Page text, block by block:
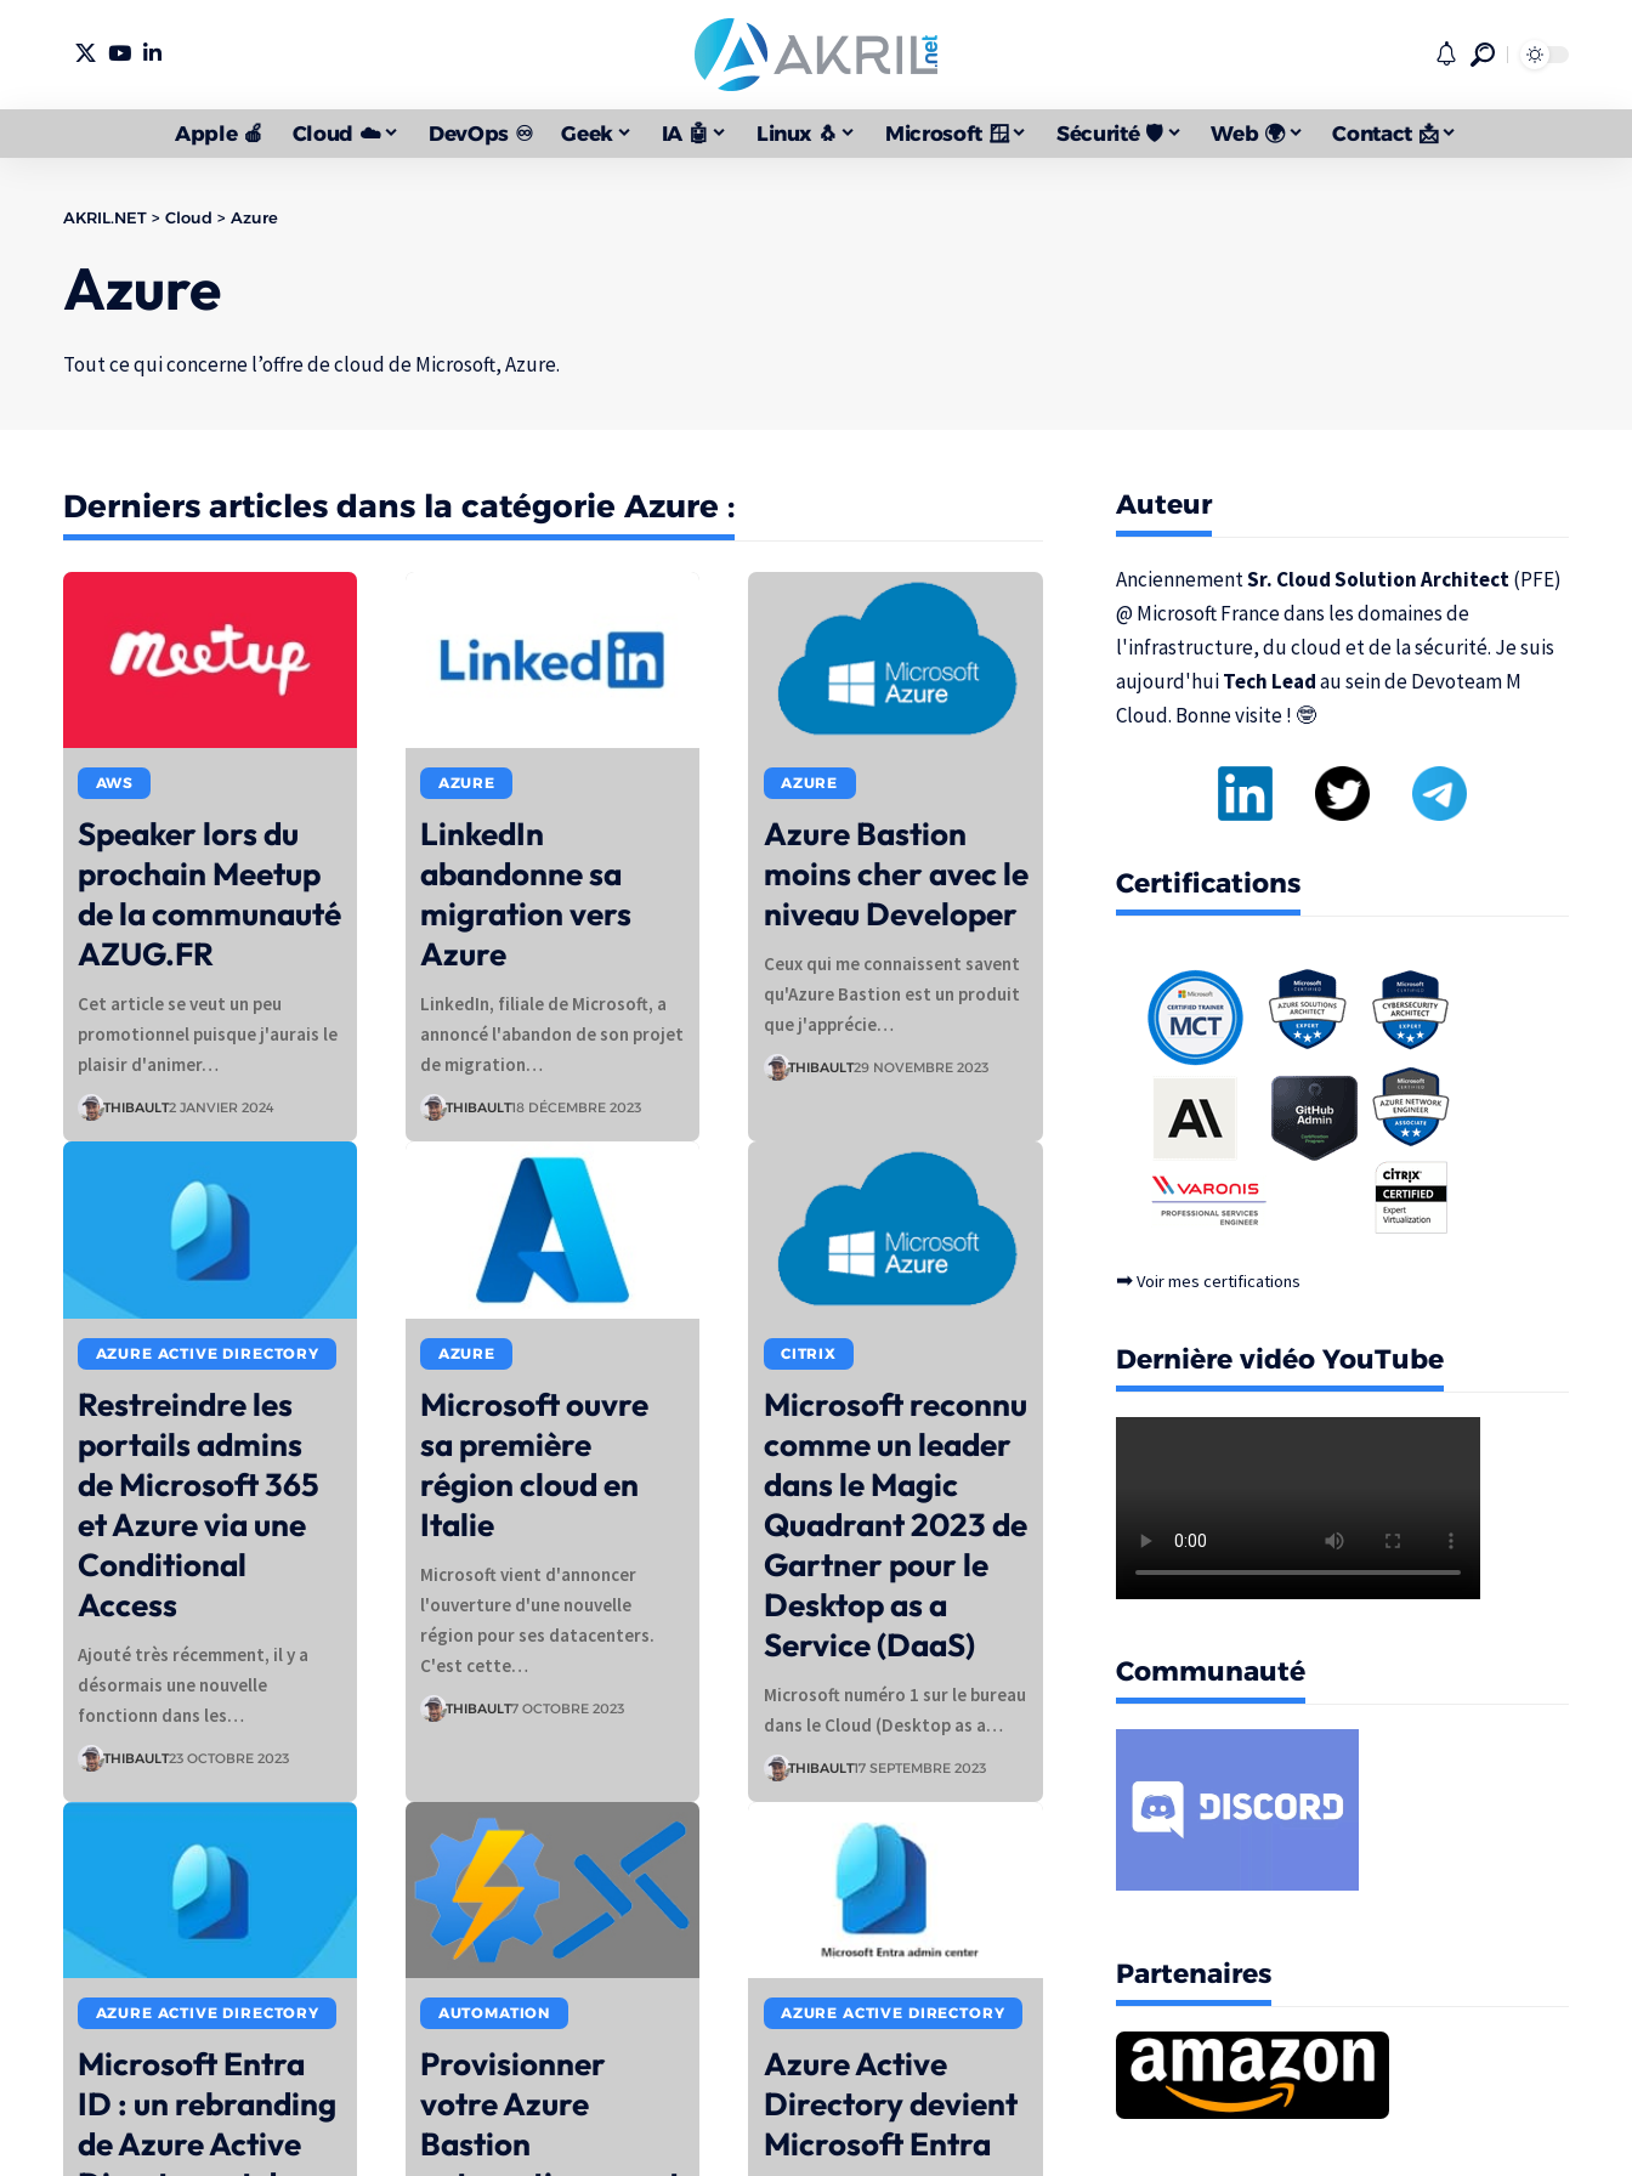
Apple 🍎 Cloud ☁️ DevOps ♾️ Geek IA 🤖 Linux 🐧 Microsoft 🪟 Sécurité 🛡️ Web 🌍 Contact 📩
AKRIL.NET > Cloud > Azure
Azure
Tout ce qui concerne l’offre de cloud de Microsoft, Azure.
Derniers articles dans la catégorie Azure :
AWS
Speaker lors du
prochain Meetup
de la communauté
AZUG.FR
Cet article se veut un peu
promotionnel puisque j'aurais le
plaisir d'animer…
THIBAULT2 JANVIER 2024
AZURE
LinkedIn
abandonne sa
migration vers
Azure
LinkedIn, filiale de Microsoft, a
annoncé l'abandon de son projet
de migration…
THIBAULT18 DÉCEMBRE 2023
AZURE
Azure Bastion
moins cher avec le
niveau Developer
Ceux qui me connaissent savent
qu'Azure Bastion est un produit
que j'apprécie…
THIBAULT29 NOVEMBRE 2023
AZURE ACTIVE DIRECTORY
Restreindre les
portails admins
de Microsoft 365
et Azure via une
Conditional
Access
Ajouté très récemment, il y a
désormais une nouvelle
fonctionn dans les…
THIBAULT23 OCTOBRE 2023
AZURE
Microsoft ouvre
sa première
région cloud en
Italie
Microsoft vient d'annoncer
l'ouverture d'une nouvelle
région pour ses datacenters.
C'est cette…
THIBAULT7 OCTOBRE 2023
CITRIX
Microsoft reconnu
comme un leader
dans le Magic
Quadrant 2023 de
Gartner pour le
Desktop as a
Service (DaaS)
Microsoft numéro 1 sur le bureau
dans le Cloud (Desktop as a…
THIBAULT17 SEPTEMBRE 2023
AZURE ACTIVE DIRECTORY
Microsoft Entra
ID : un rebranding
de Azure Active
AUTOMATION
Provisionner
votre Azure
Bastion
AZURE ACTIVE DIRECTORY
Azure Active
Directory devient
Microsoft Entra
Auteur
AnciennementSr. Cloud Solution Architect(PFE)
@ Microsoft Francedans les domaines de
l'infrastructure, du cloud et de la sécurité. Je suis
aujourd'huiTech Leadau sein deDevoteam M
Cloud. Bonne visite ! 🤓
Certifications
➡Voir mes certifications
Dernière vidéo YouTube
Communauté
Partenaires